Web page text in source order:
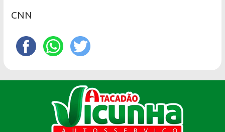
CNN